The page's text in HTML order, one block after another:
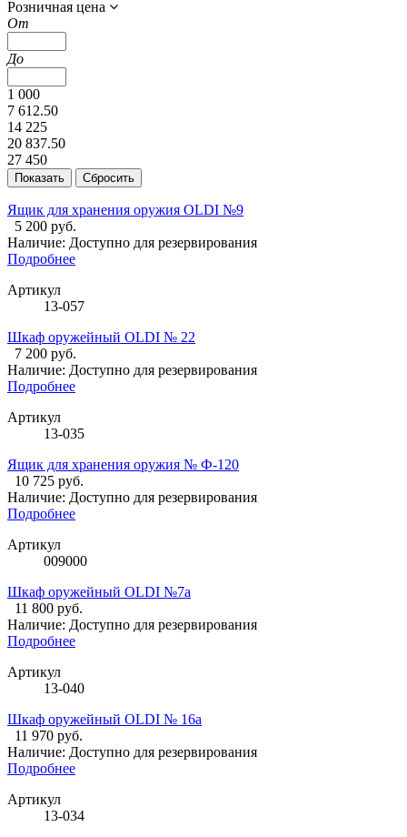
Розничная цена
От
До
1 000
7 612.50
14 225
20 837.50
27 450
Ящик для хранения оружия OLDI №9
5 200 руб.
Наличие: Доступно для резервирования
Подробнее
Артикул
13-057
Шкаф оружейный OLDI № 22
7 200 руб.
Наличие: Доступно для резервирования
Подробнее
Артикул
13-035
Ящик для хранения оружия № Ф-120
10 725 руб.
Наличие: Доступно для резервирования
Подробнее
Артикул
009000
Шкаф оружейный OLDI №7а
11 800 руб.
Наличие: Доступно для резервирования
Подробнее
Артикул
13-040
Шкаф оружейный OLDI № 16а
11 970 руб.
Наличие: Доступно для резервирования
Подробнее
Артикул
13-034